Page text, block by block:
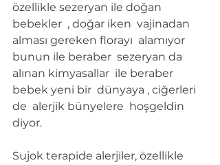
özellikle sezeryan ile doğan
bebekler  , doğar iken  vajinadan
alması gereken florayı  alamıyor
bunun ile beraber  sezeryan da
alınan kimyasallar  ile beraber
bebek yeni bir  dünyaya , ciğerleri
de  alerjik bünyelere  hoşgeldin
diyor.
Sujok terapide alerjiler, özellikle